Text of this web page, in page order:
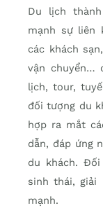
Du lịch
mạnh sự liên
các khách
vận chuyển…
lịch, tour,
đối tượng du
hợp ra mắt
dẫn, đáp ứng
du khách.
sinh thái, giải
mạnh.